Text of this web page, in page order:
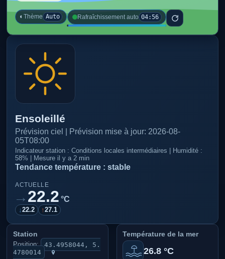
◐Thème Auto Rafraîchissement auto 04:56
Ensoleillé
Prévision ciel | Prévision mise à jour: 2026-08-
05T08:00
Indicateur station : Conditions locales intermédiaires | Humidité :
58% | Mesure il y a 2 min
Tendance température : stable
ACTUELLE
→22.2 °C
↓22.2 ↑27.1
Station
Position: 43.4958044, 5.
4780014
Température de la mer
26.8 °C